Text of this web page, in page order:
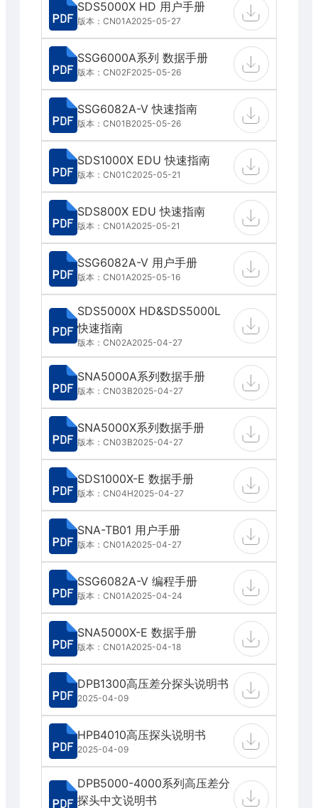
SDS5000X HD 用户手册
版本：CN01A2025-05-27
SSG6000A系列 数据手册
版本：CN02F2025-05-26
SSG6082A-V 快速指南
版本：CN01B2025-05-26
SDS1000X EDU 快速指南
版本：CN01C2025-05-21
SDS800X EDU 快速指南
版本：CN01A2025-05-21
SSG6082A-V 用户手册
版本：CN01A2025-05-16
SDS5000X HD&SDS5000L
快速指南
版本：CN02A2025-04-27
SNA5000A系列数据手册
版本：CN03B2025-04-27
SNA5000X系列数据手册
版本：CN03B2025-04-27
SDS1000X-E 数据手册
版本：CN04H2025-04-27
SNA-TB01 用户手册
版本：CN01A2025-04-27
SSG6082A-V 编程手册
版本：CN01A2025-04-24
SNA5000X-E 数据手册
版本：CN01A2025-04-18
DPB1300高压差分探头说明书
2025-04-09
HPB4010高压探头说明书
2025-04-09
DPB5000-4000系列高压差分
探头中文说明书